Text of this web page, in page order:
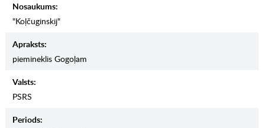
Nosaukums:
"Koļčuginskij"
Apraksts:
piemineklis Gogoļam
Valsts:
PSRS
Periods: